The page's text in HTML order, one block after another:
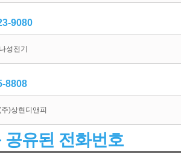
9080
성전기
8808
)상현디앤피
공유된 전화번호